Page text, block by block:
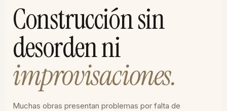
Construcción sin
desorden ni
improvisaciones.
Muchas obras presentan problemas por falta de